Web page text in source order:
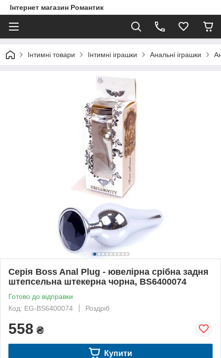
Інтернет магазин Романтик
Інтимні товари Інтимні іграшки Анальні іграшки
Серія Boss Anal Plug - ювелірна срібна задня
штепсельна штекерна чорна, BS6400074
Готово до відправки
Код: EG-BS6400074
Роздріб
558 ₴
Купити